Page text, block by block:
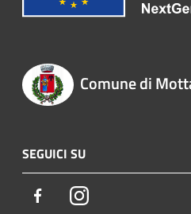
Comune di
SEGUICI SU
FacebookInstagram